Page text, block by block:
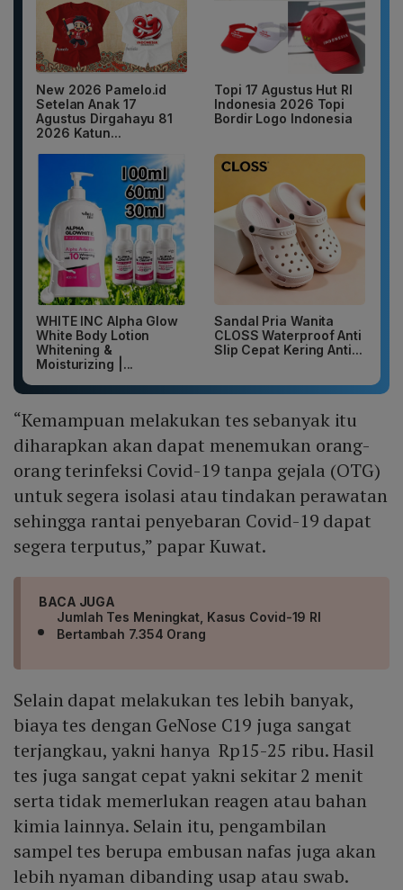
New 2026 Pamelo.id
Setelan Anak 17
Agustus Dirgahayu 81
2026 Katun...
Topi 17 Agustus Hut RI
Indonesia 2026 Topi
Bordir Logo Indonesia
WHITE INC Alpha Glow
White Body Lotion
Whitening &
Moisturizing |...
Sandal Pria Wanita
CLOSS Waterproof Anti
Slip Cepat Kering Anti...
“Kemampuan melakukan tes sebanyak itu
diharapkan akan dapat menemukan orang-
orang terinfeksi Covid-19 tanpa gejala (OTG)
untuk segera isolasi atau tindakan perawatan
sehingga rantai penyebaran Covid-19 dapat
segera terputus,” papar Kuwat.
BACA JUGA
Jumlah Tes Meningkat, Kasus Covid-19 RI
Bertambah 7.354 Orang
Selain dapat melakukan tes lebih banyak,
biaya tes dengan GeNose C19 juga sangat
terjangkau, yakni hanya Rp15-25 ribu. Hasil
tes juga sangat cepat yakni sekitar 2 menit
serta tidak memerlukan reagen atau bahan
kimia lainnya. Selain itu, pengambilan
sampel tes berupa embusan nafas juga akan
lebih nyaman dibanding usap atau swab.